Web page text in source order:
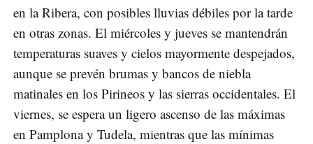
en la Ribera, con posibles lluvias débiles por la tarde
en otras zonas. El miércoles y jueves se mantendrán
temperaturas suaves y cielos mayormente despejados,
aunque se prevén brumas y bancos de niebla
matinales en los Pirineos y las sierras occidentales. El
viernes, se espera un ligero ascenso de las máximas
en Pamplona y Tudela, mientras que las mínimas